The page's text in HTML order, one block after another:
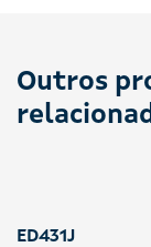
Outros
ED431J